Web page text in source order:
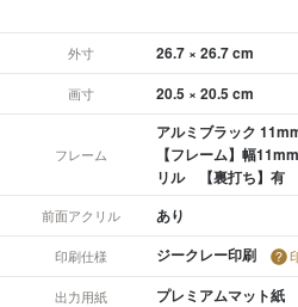
外寸 26.7 × 26.7 cm
画寸 20.5 × 20.5 cm
フレーム
アルミブラック
【フレーム】幅
リル 【裏打ち】有
前面アクリル あり
印刷仕様 ジークレー印刷
出力用紙 プレミアムマット紙